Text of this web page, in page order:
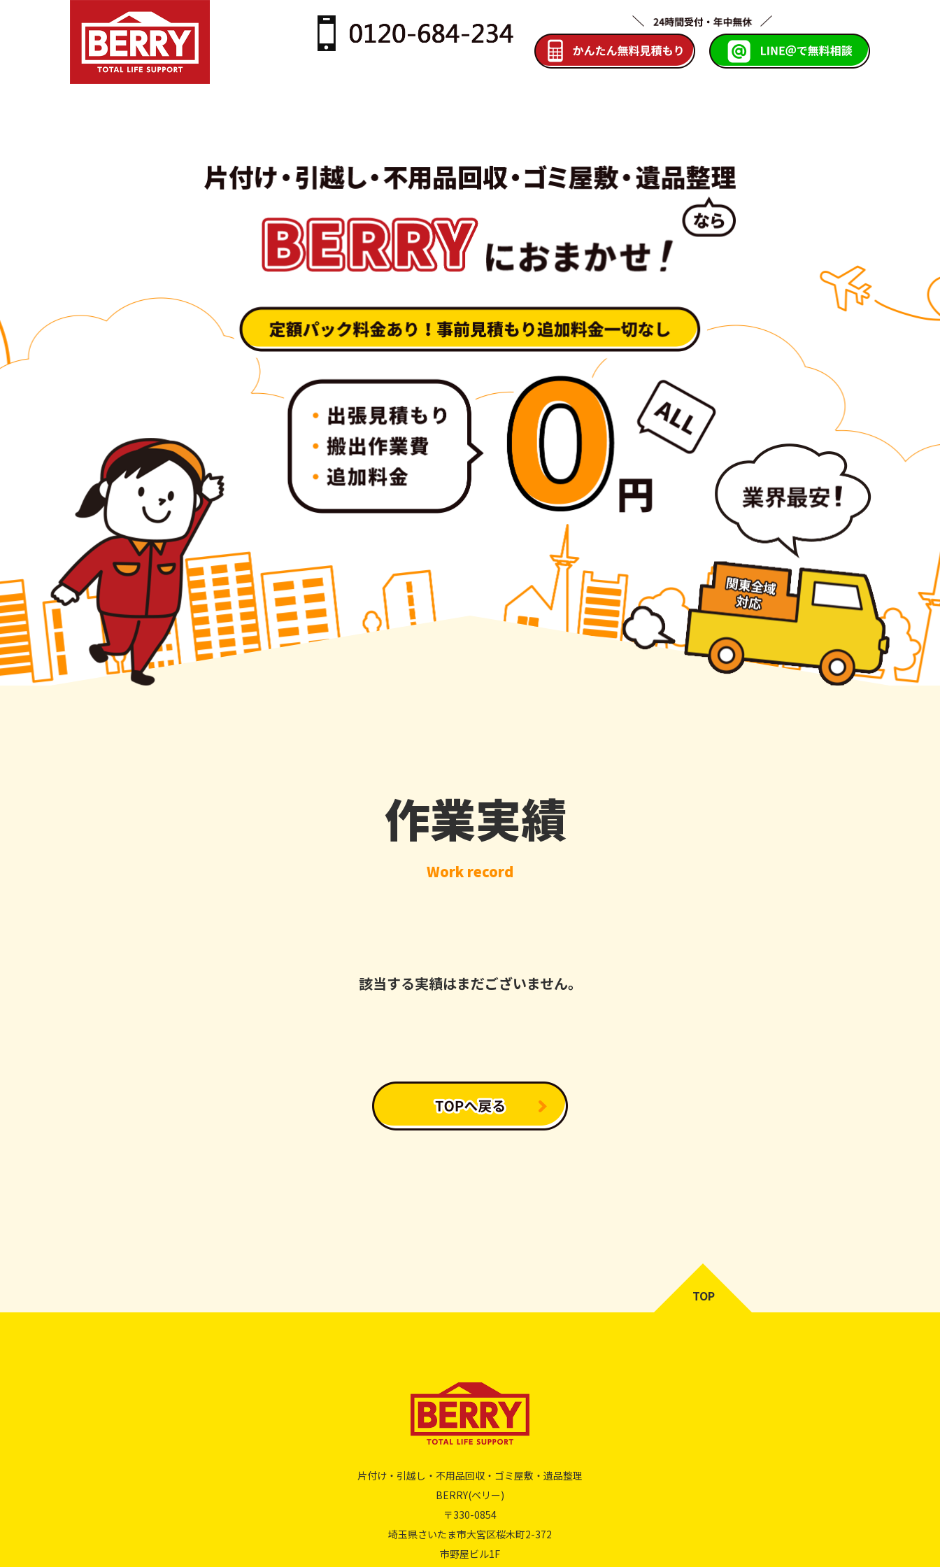
作業実績
Work record
該当する実績はまだございません。
片付け・引越し・不用品回収・ゴミ屋敷・遺品整理
BERRY(ベリー)
〒330-0854
埼玉県さいたま市大宮区桜木町2-372
市野屋ビル1F